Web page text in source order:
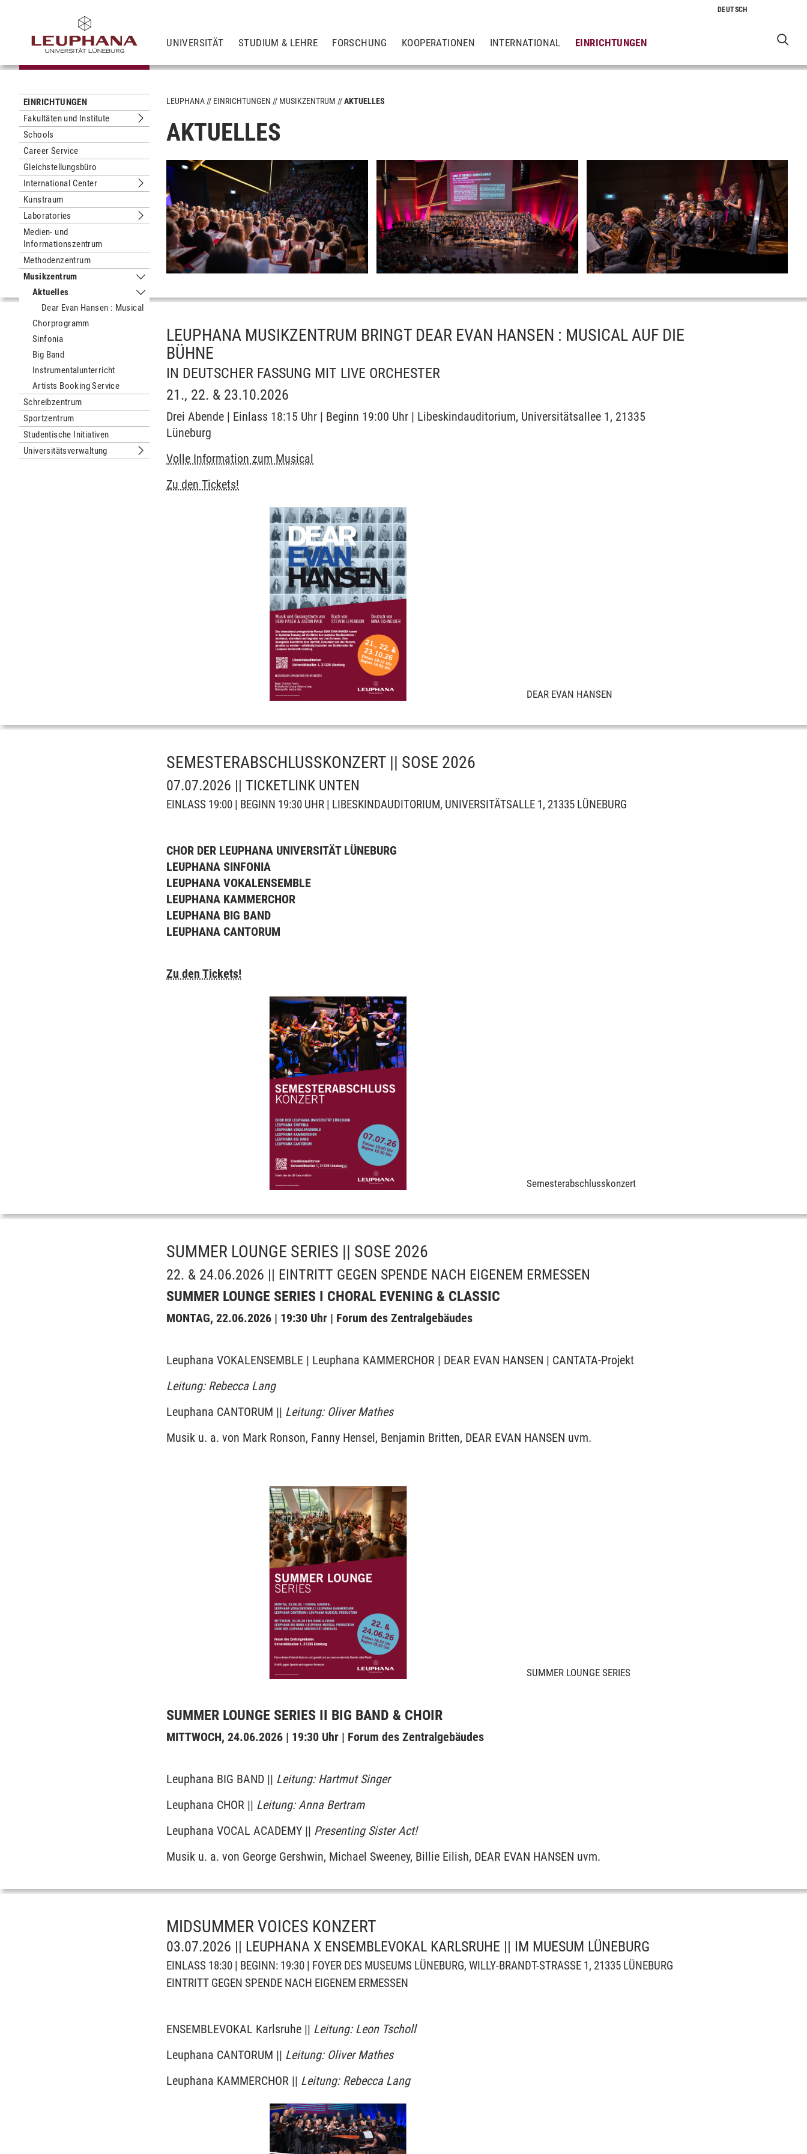
UNIVERSITÄT STUDIUM & LEHRE FORSCHUNG KOOPERATIONEN INTERNATIONAL EINRICHTUNGEN
EINRICHTUNGEN
Fakultäten und Institute
Untermenu Fakultäten und Institute
Schools
Career Service
Gleichstellungsbüro
International Center
Untermenu International Center
Kunstraum
Laboratories
Untermenu Laboratories
Medien- und
Informationszentrum
Methodenzentrum
Musikzentrum
Untermenu Musikzentrum
Aktuelles
Untermenu Aktuelles
Dear Evan Hansen : Musical
Chorprogramm
Sinfonia
Big Band
Instrumentalunterricht
Artists Booking Service
Schreibzentrum
Sportzentrum
Studentische Initiativen
Universitätsverwaltung
Untermenu Universitätsverwaltung
LEUPHANA EINRICHTUNGEN MUSIKZENTRUM AKTUELLES
AKTUELLES
LEUPHANA MUSIKZENTRUM BRINGT DEAR EVAN HANSEN : MUSICAL AUF DIE
BÜHNE
IN DEUTSCHER FASSUNG MIT LIVE ORCHESTER
21., 22. & 23.10.2026
Drei Abende | Einlass 18:15 Uhr | Beginn 19:00 Uhr | Libeskindauditorium, Universitätsallee 1, 21335
Lüneburg
Volle Information zum Musical
Zu den Tickets!
DEAR EVAN HANSEN
SEMESTERABSCHLUSSKONZERT || SOSE 2026
07.07.2026 || TICKETLINK UNTEN
EINLASS 19:00 | BEGINN 19:30 UHR | LIBESKINDAUDITORIUM, UNIVERSITÄTSALLE 1, 21335 LÜNEBURG
CHOR DER LEUPHANA UNIVERSITÄT LÜNEBURG
LEUPHANA SINFONIA
LEUPHANA VOKALENSEMBLE
LEUPHANA KAMMERCHOR
LEUPHANA BIG BAND
LEUPHANA CANTORUM
Zu den Tickets!
Semesterabschlusskonzert
SUMMER LOUNGE SERIES || SOSE 2026
22. & 24.06.2026 || EINTRITT GEGEN SPENDE NACH EIGENEM ERMESSEN
SUMMER LOUNGE SERIES I CHORAL EVENING & CLASSIC
MONTAG, 22.06.2026 | 19:30 Uhr | Forum des Zentralgebäudes
Leuphana VOKALENSEMBLE | Leuphana KAMMERCHOR | DEAR EVAN HANSEN | CANTATA-Projekt
Leitung: Rebecca Lang
Leuphana CANTORUM || Leitung: Oliver Mathes
Musik u. a. von Mark Ronson, Fanny Hensel, Benjamin Britten, DEAR EVAN HANSEN uvm.
SUMMER LOUNGE SERIES
SUMMER LOUNGE SERIES II BIG BAND & CHOIR
MITTWOCH, 24.06.2026 | 19:30 Uhr | Forum des Zentralgebäudes
Leuphana BIG BAND || Leitung: Hartmut Singer
Leuphana CHOR || Leitung: Anna Bertram
Leuphana VOCAL ACADEMY || Presenting Sister Act!
Musik u. a. von George Gershwin, Michael Sweeney, Billie Eilish, DEAR EVAN HANSEN uvm.
MIDSUMMER VOICES KONZERT
03.07.2026 || LEUPHANA X ENSEMBLEVOKAL KARLSRUHE || IM MUESUM LÜNEBURG
EINLASS 18:30 | BEGINN: 19:30 | FOYER DES MUSEUMS LÜNEBURG, WILLY-BRANDT-STRASSE 1, 21335 LÜNEBURG
EINTRITT GEGEN SPENDE NACH EIGENEM ERMESSEN
ENSEMBLEVOKAL Karlsruhe || Leitung: Leon Tscholl
Leuphana CANTORUM || Leitung: Oliver Mathes
Leuphana KAMMERCHOR || Leitung: Rebecca Lang